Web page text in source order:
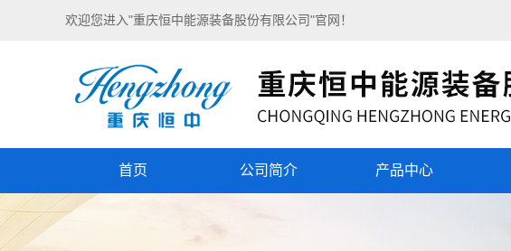
欢迎您进入"重庆恒中能源装备股份有限公司"官网！
首页 公司简介 产品中心